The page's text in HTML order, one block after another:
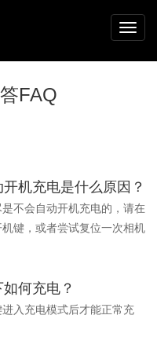
FAQ
机充电是什么原因？
不会自动开机充电的，请在
键，或者尝试复位一次相机
何充电？
入充电模式后才能正常充